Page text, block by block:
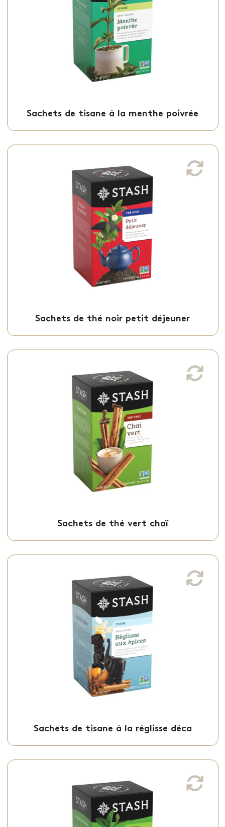
Sachets de tisane à la menthe poivrée
repas, est offerte en sachets individuels.
Sachets - 50-09413
Sachets de thé noir petit déjeuner
Sachets de thé noir petit déjeuner
Ce thé noir petit déjeuner, parfait pour un
réveil en douceur, est offert en sachets
Sachets - 50-09608
Sachets de thé vert chaï
Sachets de thé vert chaï
Ce thé vert chaï, doux et infusé avec des
épices chaï corsés, est offert en sachets
Sachets - 50-09611
Sachets de tisane à la réglisse déca
Sachets de tisane à la réglisse déca
Cette tisane réglisse aux épices décaféinée,
parfait à déguster après le souper, est
offerte en sachets individuels.
Sachets - 50-09614
Sachets de thé vert premium
Ce thé vert premium, d’une saveur unique
herbeuse et végétale, est offert en sachets